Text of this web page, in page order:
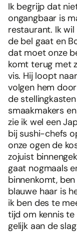
Ik begrijp dat
ongangbaar is
restaurant. Ik
de bel gaat en
dat moet onze
komt terug met
vis. Hij loopt
volgen hem
de
smaakmakers
zie ik wel een
bij sushi-chefs
onze ogen de
zojuist
gaat nogmaals
binnenkomt,
blauwe haar is
ik ben des te
tijd om kennis
gelijk aan de